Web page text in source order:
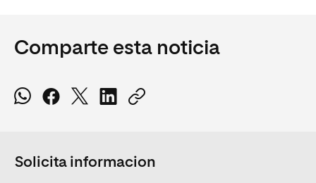
Comparte esta noticia
Solicita informacion